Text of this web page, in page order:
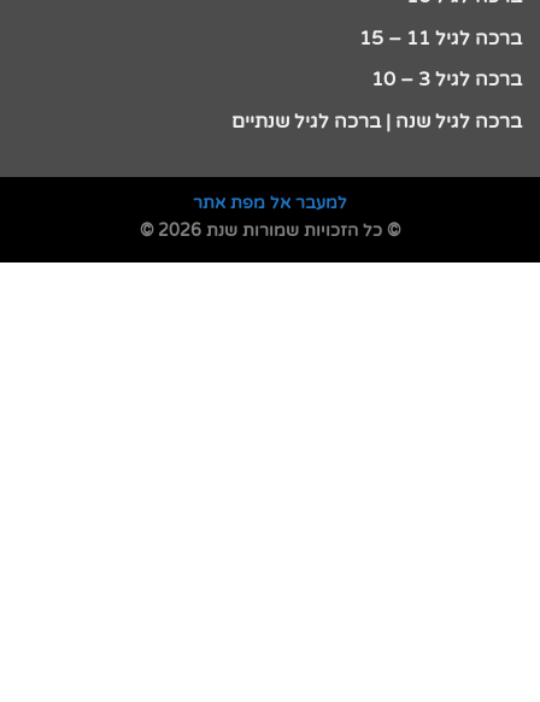
ברכה לגיל 11 – 15
ברכה לגיל 3 – 10
ברכה לגיל שנה | ברכה לגיל שנתיים
למעבר אל מפת אתר
© כל הזכויות שמורות שנת 2026 ©